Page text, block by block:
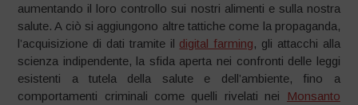
aumentando il loro controllo sui nostri alimenti e sulla nostra
salute. A ciò si aggiungono altre tattiche come la propaganda,
l’acquisizione di dati tramite il digital farming, gli attacchi alla
scienza indipendente, la sfida aperta nei confronti delle leggi
esistenti a tutela della salute e dell’ambiente, fino a
comportamenti criminali come quelli rivelati nei
Monsanto